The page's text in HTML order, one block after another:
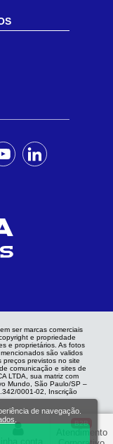
B2B
Atendimento
ser marcas comerciais
e propriedade
e proprietários. As fotos
são validos
preços previstos no site
comunicação e sites de
LTDA, sua matriz com
Mundo, São Paulo/SP –
0001-02, Inscrição
de navegação.